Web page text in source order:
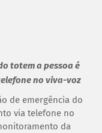
totem a pessoa é
no viva-voz
de emergência do
via telefone no
da